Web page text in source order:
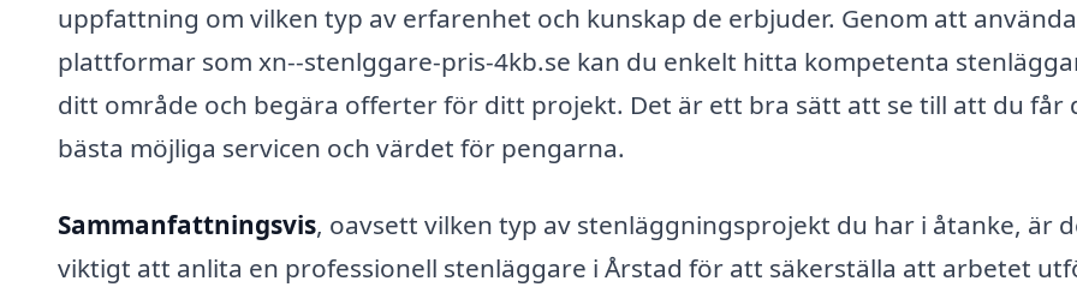
uppfattning om vilken typ av erfarenhet och kunskap de erbjuder. Genom att använda
plattformar som xn--stenlggare-pris-4kb.se kan du enkelt hitta kompetenta
ditt område och begära offerter för ditt projekt. Det är ett bra sätt att se till att du får
bästa möjliga servicen och värdet för pengarna.
Sammanfattningsvis, oavsett vilken typ av stenläggningsprojekt du har i åtanke, är
viktigt att anlita en professionell stenläggare i Årstad för att säkerställa att arbetet